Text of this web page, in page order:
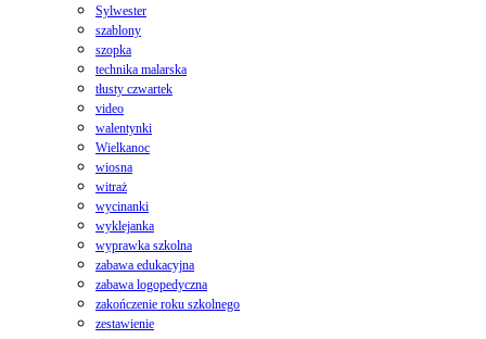
Sylwester
szablony
szopka
technika malarska
tłusty czwartek
video
walentynki
Wielkanoc
wiosna
witraż
wycinanki
wyklejanka
wyprawka szkolna
zabawa edukacyjna
zabawa logopedyczna
zakończenie roku szkolnego
zestawienie